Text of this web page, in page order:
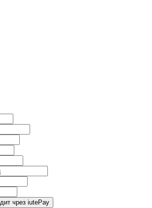
чрез iutePay